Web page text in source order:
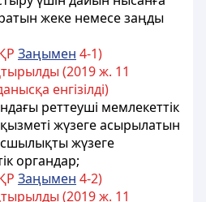
жеке немесе заңды
Заңымен 4-1)
(2019 ж. 11
енгізілді)
реттеуші мемлекеттік
жүзеге асырылатын
жүзеге
органдар;
Заңымен 4-2)
(2019 ж. 11